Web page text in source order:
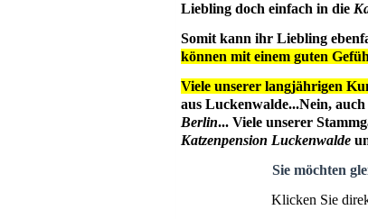
Liebling doch einfach in die
Somit kann ihr Liebling
können mit einem guten
Viele unserer langjährigen
aus Luckenwalde...Nein, auch
Berlin... Viele unserer
Katzenpension Luckenwalde
Sie möchten
Klicken Sie